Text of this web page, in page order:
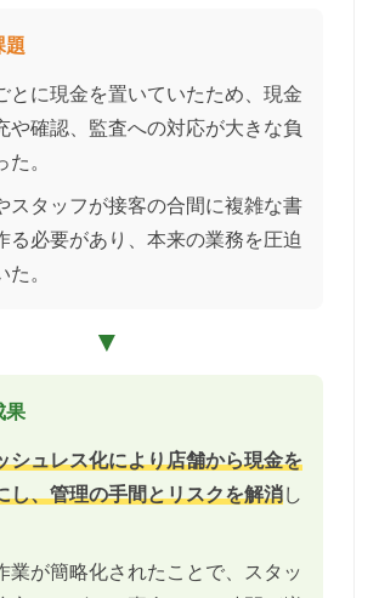
題
とに現金を置いていたため、現金
や確認、監査への対応が大きな負
た。
スタッフが接客の合間に複雑な書
る必要があり、本来の業務を圧迫
た。
▼
果
シュレス化により店舗から現金を
し、管理の手間とリスクを解消し
業が簡略化されたことで、スタッ